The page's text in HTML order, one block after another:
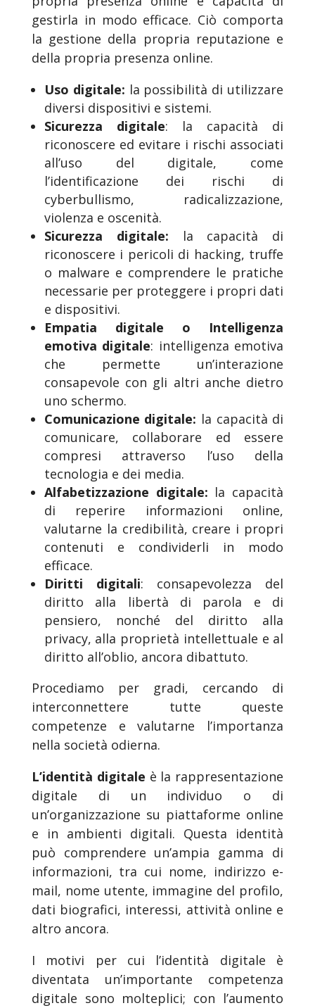
gestirla in modo efficace. Ciò comporta
la gestione della propria reputazione e
della propria presenza online.
Uso digitale: la possibilità di utilizzare
diversi dispositivi e sistemi.
Sicurezza digitale: la capacità di
riconoscere ed evitare i rischi associati
all’uso del digitale, come
l’identificazione dei rischi di
cyberbullismo, radicalizzazione,
violenza e oscenità.
Sicurezza digitale: la capacità di
riconoscere i pericoli di hacking, truffe
o malware e comprendere le pratiche
necessarie per proteggere i propri dati
e dispositivi.
Empatia digitale o Intelligenza
emotiva digitale: intelligenza emotiva
che permette un’interazione
consapevole con gli altri anche dietro
uno schermo.
Comunicazione digitale: la capacità di
comunicare, collaborare ed essere
compresi attraverso l’uso della
tecnologia e dei media.
Alfabetizzazione digitale: la capacità
di reperire informazioni online,
valutarne la credibilità, creare i propri
contenuti e condividerli in modo
efficace.
Diritti digitali: consapevolezza del
diritto alla libertà di parola e di
pensiero, nonché del diritto alla
privacy, alla proprietà intellettuale e al
diritto all’oblio, ancora dibattuto.
Procediamo per gradi, cercando di
interconnettere tutte queste
competenze e valutarne l’importanza
nella società odierna.
L’identità digitale è la rappresentazione
digitale di un individuo o di
un’organizzazione su piattaforme online
e in ambienti digitali. Questa identità
può comprendere un’ampia gamma di
informazioni, tra cui nome, indirizzo e-
mail, nome utente, immagine del profilo,
dati biografici, interessi, attività online e
altro ancora.
I motivi per cui l’identità digitale è
diventata un’importante competenza
digitale sono molteplici; con l’aumento